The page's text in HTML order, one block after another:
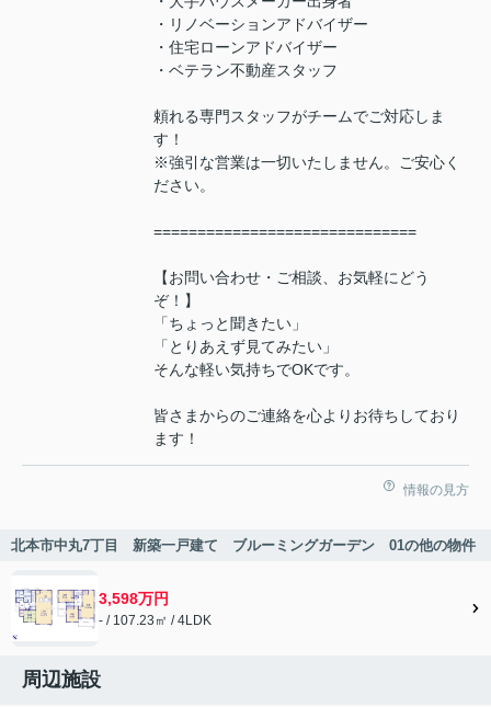
・リノベーションアドバイザー
・住宅ローンアドバイザー
・ベテラン不動産スタッフ
頼れる専門スタッフがチームでご対応しま
す！
※強引な営業は一切いたしません。ご安心く
ださい。
==============================
【お問い合わせ・ご相談、お気軽にどう
ぞ！】
「ちょっと聞きたい」
「とりあえず見てみたい」
そんな軽い気持ちでOKです。
皆さまからのご連絡を心よりお待ちしており
ます！
情報の見方
北本市中丸7丁目 新築一戸建て ブルーミングガーデン 01の他の物件
3,598万円
- / 107.23㎡ / 4LDK
周辺施設